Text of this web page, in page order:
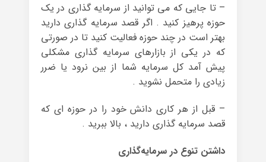
– تا جایی که می توانید از سرمایه گذاری در یک
حوزه پرهیز کنید . اگر قصد سرمایه گذاری دارید
بهتر است در چند حوزه فعالیت کنید تا در صورتی
که در یکی از بازارهای سرمایه گذاری مشکلی
پیش آمد کل سرمایه شما از بین نرود یا ضرر
زیادی را متحمل نشوید .
– قبل از هر کاری دانش خود را در حوزه ای که
قصد سرمایه گذاری دارید ، بالا ببرید .
داشتن تنوع در سرمایه‌گذاری